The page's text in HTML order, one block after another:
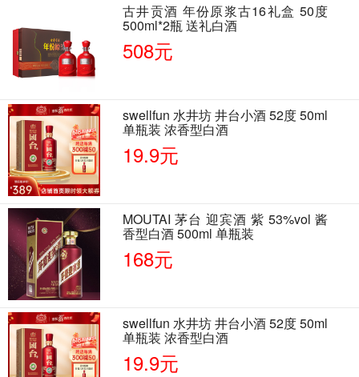
古井贡酒 年份原浆古16礼盒 50度
500ml*2瓶 送礼白酒
508元
swellfun 水井坊 井台小酒 52度 50ml
单瓶装 浓香型白酒
19.9元
MOUTAI 茅台 迎宾酒 紫 53%vol 酱
香型白酒 500ml 单瓶装
168元
swellfun 水井坊 井台小酒 52度 50ml
单瓶装 浓香型白酒
19.9元